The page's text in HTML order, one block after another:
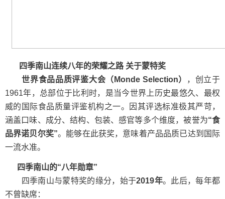
四季南山连续八年的荣耀之路 关于蒙特奖
世界食品品质评鉴大会（Monde Selection）
，创立于
1961年，总部位于比利时，是当今世界上历史最悠久、最权
威的国际食品质量评鉴机构之一。因其评选标准极其严苛，
涵盖口味、成分、结构、包装、感官等多个维度，被誉为“食
品界诺贝尔奖”。能够在此获奖，意味着产品品质已达到国际
一流水准。
四季南山的“八年勋章”
四季南山与蒙特奖的缘分，始于2019年。此后，每年都
不曾缺席：